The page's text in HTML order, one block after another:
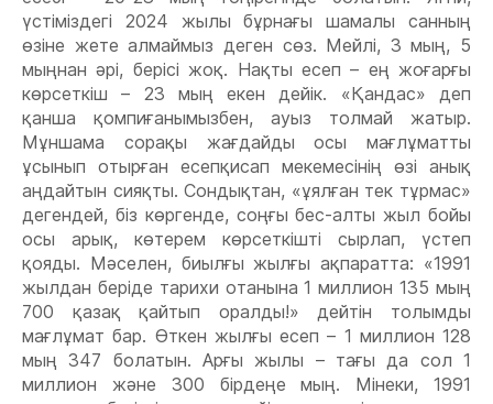
үстіміздегі 2024 жылы бұрнағы шамалы санның
өзіне жете алмаймыз деген сөз. Мейлі, 3 мың, 5
мыңнан əрі, берісі жоқ. Нақты есеп – ең жоғарғы
көрсеткіш – 23 мың екен дейік. «Қандас» деп
қанша қомпиғанымызбен, ауыз толмай жатыр.
Мұншама сорақы жағдайды осы мағлұматты
ұсынып отырған есепқисап мекемесінің өзі анық
аңдайтын сияқты. Сондықтан, «ұялған тек тұрмас»
дегендей, біз көргенде, соңғы бес-алты жыл бойы
осы арық, көтерем көрсеткішті сырлап, үстеп
қояды. Мəселен, биылғы жылғы ақпаратта: «1991
жылдан беріде тарихи отанына 1 миллион 135 мың
700 қазақ қайтып оралды!» дейтін толымды
мағлұмат бар. Өткен жылғы есеп – 1 миллион 128
мың 347 болатын. Арғы жылы – тағы да сол 1
миллион жəне 300 бірдеңе мың. Мінеки, 1991